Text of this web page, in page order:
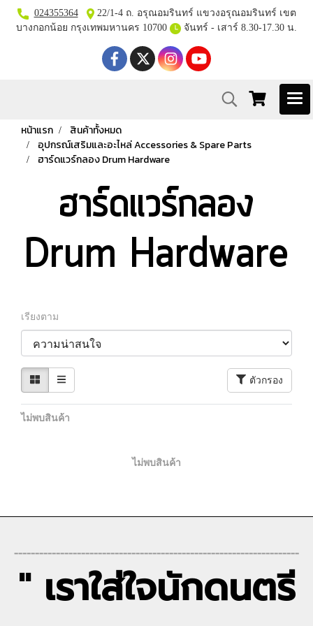
024355364
22/1-4 ถ. อรุณอมรินทร์ แขวงอรุณอมรินทร์ เขต
บางกอกน้อย กรุงเทพมหานคร 10700
จันทร์ - เสาร์ 8.30-17.30 น.
หน้าแรก
สินค้าทั้งหมด
อุปกรณ์เสริมและอะไหล่ Accessories & Spare Parts
ฮาร์ดแวร์กลอง Drum Hardware
ฮาร์ดแวร์กลอง
Drum Hardware
เรียงตาม
ตัวกรอง
ไม่พบสินค้า
ไม่พบสินค้า
--------------------------------------------------------------------
" เราใส่ใจนักดนตรี